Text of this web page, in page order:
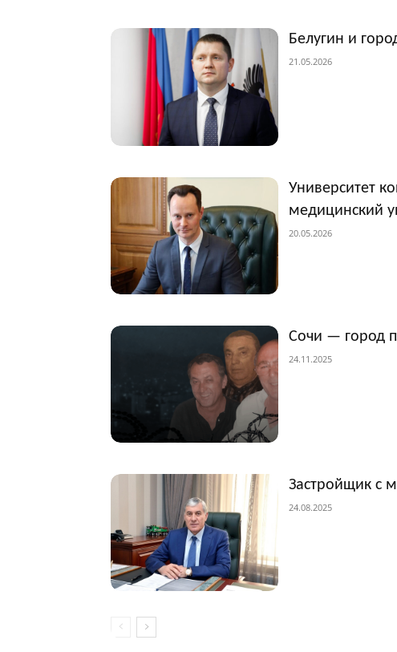
Белугин и
21.05.2026
Университет
медицинский
20.05.2026
Сочи — город
24.11.2025
Застройщик с
24.08.2025